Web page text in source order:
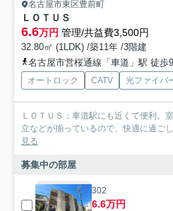
名古屋市東区豊前町
ＬＯＴＵＳ
6.6万円 管理/共益費3,500円
32.80㎡ (1LDK) /築11年 /3階建
名古屋市営桜通線「車道」駅 徒歩
オートロック CATV 光ファイバ
ＬＯＴＵＳ：車道駅にも近くて便利。
立などが揃っているので、快適に過ご
見る
募集中の部屋
302
6.6万円